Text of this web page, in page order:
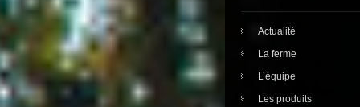
Actualité
La ferme
L’équipe
Les produits